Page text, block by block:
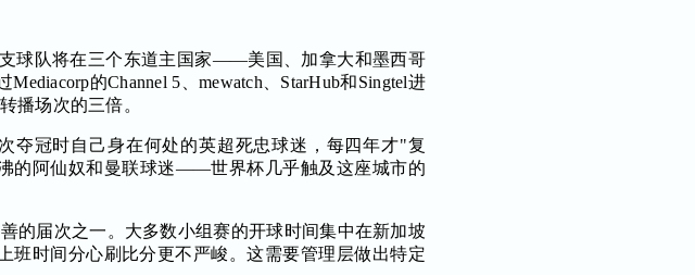
支球队将在三个东道主国家——美国、加拿大和墨西哥
的Channel 5、mewatch、StarHub和Singtel进
播场次的三倍。
夺冠时自己身在何处的英超死忠球迷，每四年才"复
的阿仙奴和曼联球迷——世界杯几乎触及这座城市的
的届次之一。大多数小组赛的开球时间集中在新加坡
班时间分心刷比分更不严峻。这需要管理层做出特定